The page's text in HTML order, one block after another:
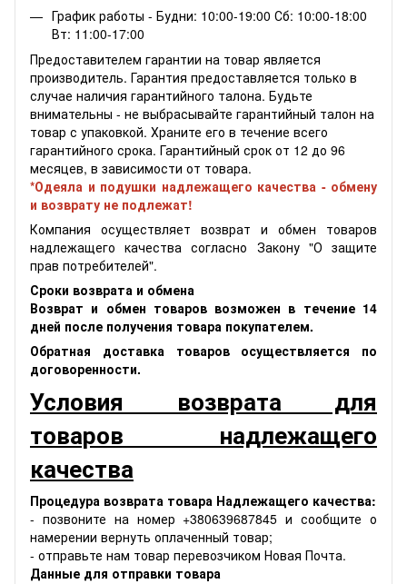
График работы - Будни: 10:00-19:00 Сб: 10:00-18:00
Вт: 11:00-17:00
Предоставителем гарантии на товар является
производитель. Гарантия предоставляется только в
случае наличия гарантийного талона. Будьте
внимательны - не выбрасывайте гарантийный талон на
товар с упаковкой. Храните его в течение всего
гарантийного срока. Гарантийный срок от 12 до 96
месяцев, в зависимости от товара.
*Одеяла и подушки надлежащего качества - обмену
и возврату не подлежат!
Компания осуществляет возврат и обмен товаров
надлежащего качества согласно Закону "О защите
прав потребителей".
Сроки возврата и обмена
Возврат и обмен товаров возможен в течение 14
дней после получения товара покупателем.
Обратная доставка товаров осуществляется по
договоренности.
Условия возврата для
товаров надлежащего
качества
Процедура возврата товара Надлежащего качества:
- позвоните на номер +380639687845 и сообщите о
намерении вернуть оплаченный товар;
- отправьте нам товар перевозчиком Новая Почта.
Данные для отправки товара